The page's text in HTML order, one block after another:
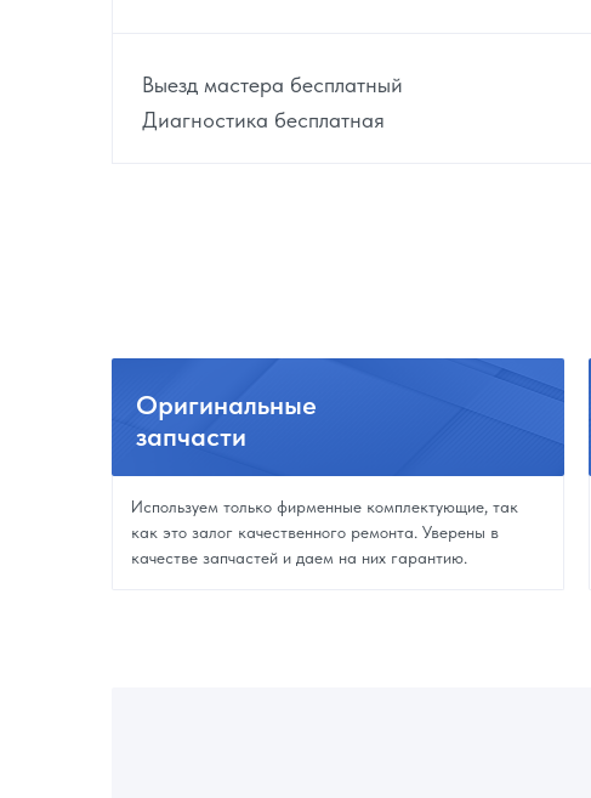
Выезд мастера бесплатный
Диагностика бесплатная
Оригинальные
запчасти
Используем только фирменные комплектующие, так
как это залог качественного ремонта. Уверены в
качестве запчастей и даем на них гарантию.